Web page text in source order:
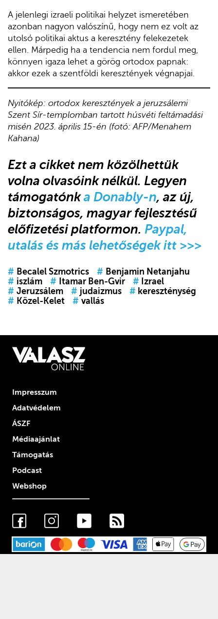
A jelenlegi izraeli politikai helyzet ismeretében
azonban nagyon valószínű, hogy nem ez volt az
utolsó politikai aktus a keresztény felekezetek
ellen. Márpedig ha a tendencia nem fordul meg,
könnyen igaza lehet a görög ortodox papnak:
akkor ezek a szentföldi keresztények végnapjai.
Nyitókép: ortodox keresztények a jeruzsálemi
Szent Sír-templomban tartott húsvéti feltámadási
misén 2023. április 15-én (fotó: AFP/Menahem
Kahana)
Ezt a cikket nem közölhettük
volna olvasóink nélkül. Legyen
támogatónka Donably-n, az új,
biztonságos, magyar fejlesztésű
előfizetési platformon. Paypal,
utalás és más lehetőségek itt >>>
# Becalel Szmotrics # Benjamin Netanjahu
# iszlám # Itamar Ben-Gvir # Izrael
# Jeruzsálem # judaizmus # kereszténység
# Közel-Kelet # vallás
Impresszum
Adatvédelem
ÁSZF
Médiaajánlat
Támogatás
Podcast
Webshop